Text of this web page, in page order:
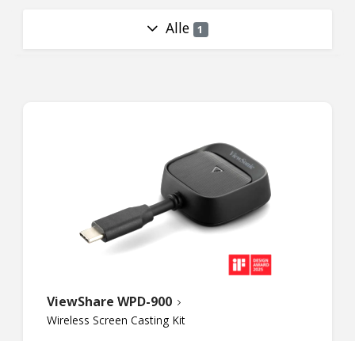
Alle 1
ViewShare WPD-900
Wireless Screen Casting Kit